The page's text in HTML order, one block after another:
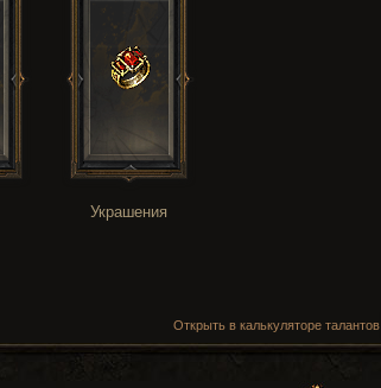
Украшения
Открыть в калькуляторе талантов